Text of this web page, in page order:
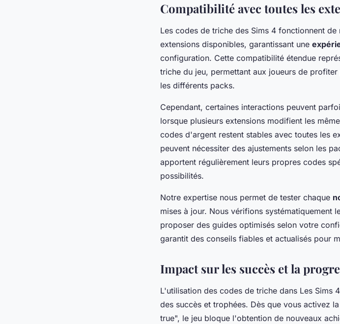
Compatibilité avec toutes les
Les codes de triche des Sims 4 fonctionnent
extensions disponibles, garantissant une
configuration. Cette compatibilité étendue
triche du jeu, permettant aux joueurs de
les différents packs.
Cependant, certaines interactions peuvent
lorsque plusieurs extensions modifient les
codes d'argent restent stables avec toutes les
peuvent nécessiter des ajustements selon les
apportent régulièrement leurs propres codes
possibilités.
Notre expertise nous permet de tester chaque
mises à jour. Nous vérifions systématiquement
proposer des guides optimisés selon votre
garantit des conseils fiables et actualisés pour
Impact sur les succès et la
L'utilisation des codes de triche dans Les Sims
des succès et trophées. Dès que vous activez
true", le jeu bloque l'obtention de nouveaux